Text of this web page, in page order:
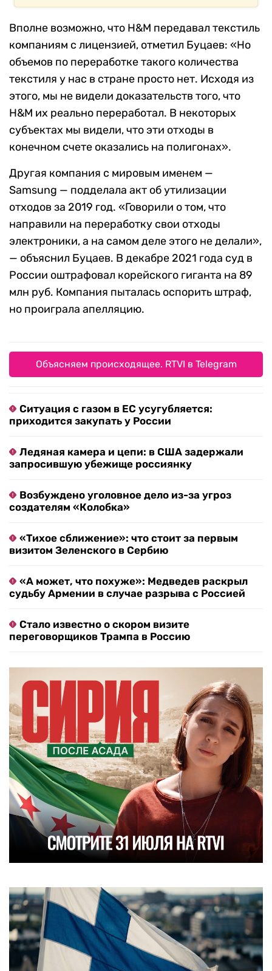
Вполне возможно, что H&M передавал текстиль
компаниям с лицензией, отметил Буцаев: «Но
объемов по переработке такого количества
текстиля у нас в стране просто нет. Исходя из
этого, мы не видели доказательств того, что
H&M их реально переработал. В некоторых
субъектах мы видели, что эти отходы в
конечном счете оказались на полигонах».
Другая компания с мировым именем —
Samsung — подделала акт об утилизации
отходов за 2019 год. «Говорили о том, что
направили на переработку свои отходы
электроники, а на самом деле этого не делали»,
— объяснил Буцаев. В декабре 2021 года суд в
России оштрафовал корейского гиганта на 89
млн руб. Компания пыталась оспорить штраф,
но проиграла апелляцию.
Объясняем происходящее. RTVI в Telegram
Ситуация с газом в ЕС усугубляется:
приходится закупать у России
Ледяная камера и цепи: в США задержали
запросившую убежище россиянку
Возбуждено уголовное дело из-за угроз
создателям «Колобка»
«Тихое сближение»: что стоит за первым
визитом Зеленского в Сербию
«А может, что похуже»: Медведев раскрыл
судьбу Армении в случае разрыва с Россией
Стало известно о скором визите
переговорщиков Трампа в Россию